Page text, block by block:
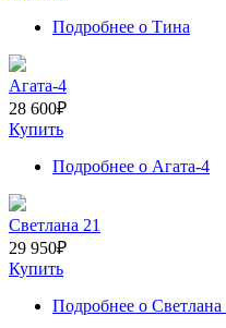
Подробнее о Тина
Агата-4
28 600₽
Купить
Подробнее о Агата-4
Светлана 21
29 950₽
Купить
Подробнее о Светлана